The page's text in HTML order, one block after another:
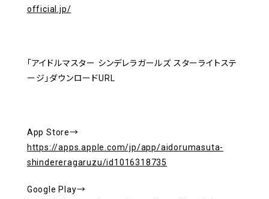
official.jp/
「アイドルマスター シンデレラガールズ スターライトステ
ージ」ダウンロードURL
App Store→
https://apps.apple.com/jp/app/aidorumasuta-
shindereragaruzu/id1016318735
Google Play→